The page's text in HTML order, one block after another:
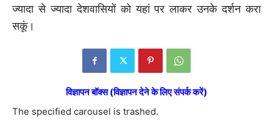
ज्यादा से ज्यादा देशवासियों को यहां पर लाकर उनके दर्शन करा
सकूं।
विज्ञापन बॉक्स (विज्ञापन देने के लिए संपर्क करें)
The specified carousel is trashed.